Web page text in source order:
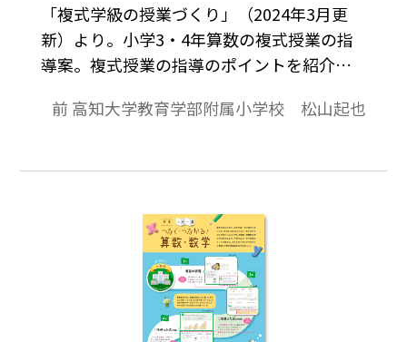
「複式学級の授業づくり」（2024年3月更
新）より。小学3・4年算数の複式授業の指
導案。複式授業の指導のポイントを紹介し
前 高知大学教育学部附属小学校 松山起也